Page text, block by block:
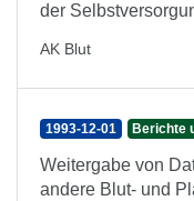
der
AK Blut
1993-12-01 Berichte
Weitergabe von
andere Blut- und